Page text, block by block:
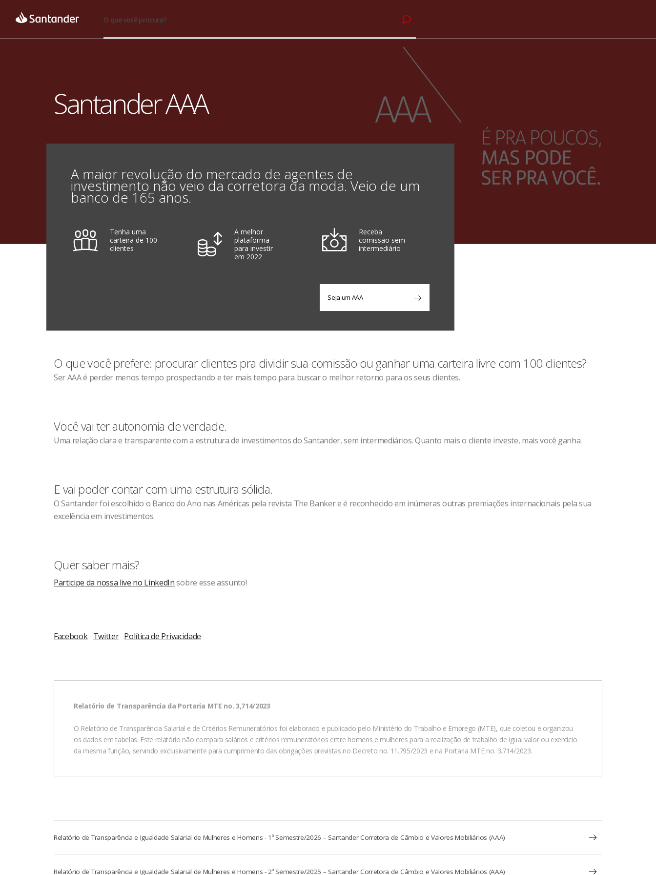
O que você procura?
Santander AAA
A maior revolução do mercado de agentes de
investimento não veio da corretora da moda. Veio de um
banco de 165 anos.
Tenha uma
carteira de 100
clientes
A melhor
plataforma
para investir
em 2022
Receba
comissão sem
intermediário
Seja um AAA
O que você prefere: procurar clientes pra dividir sua comissão ou ganhar uma carteira livre com 100 clientes?
Ser AAA é perder menos tempo prospectando e ter mais tempo para buscar o melhor retorno para os seus clientes.
Você vai ter autonomia de verdade.
Uma relação clara e transparente com a estrutura de investimentos do Santander, sem intermediários. Quanto mais o cliente investe, mais você ganha.
E vai poder contar com uma estrutura sólida.
O Santander foi escolhido o Banco do Ano nas Américas pela revista The Banker e é reconhecido em inúmeras outras premiações internacionais pela sua
excelência em investimentos.
Quer saber mais?
Participe da nossa live no LinkedInsobre esse assunto!
Facebook Twitter Política de Privacidade
Relatório de Transparência da Portaria MTE no. 3,714/2023
O Relatório de Transparência Salarial e de Critérios Remuneratórios foi elaborado e publicado pelo Ministério do Trabalho e Emprego (MTE), que coletou e organizou
os dados em tabelas. Este relatório não compara salários e critérios remuneratórios entre homens e mulheres para a realização de trabalho de igual valor ou exercício
da mesma função, servindo exclusivamente para cumprimento das obrigações previstas no Decreto no. 11.795/2023 e na Portaria MTE no. 3.714/2023.
Relatório de Transparência e Igualdade Salarial de Mulheres e Homens - 1º Semestre/2026 – Santander Corretora de Câmbio e Valores Mobiliários (AAA)
Relatório de Transparência e Igualdade Salarial de Mulheres e Homens - 2º Semestre/2025 – Santander Corretora de Câmbio e Valores Mobiliários (AAA)